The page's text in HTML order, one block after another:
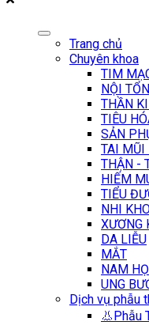
Trang chủ
Chuyên khoa
TIM
NỘI
THẦN
TIÊU
SẢN
TAI MŨI
THẬN -
HIẾM
TIỂU
NHI
XƯƠNG
DA LIỄU
MẮT
NAM
UNG
Dịch vụ phẫu
👃Phẫu